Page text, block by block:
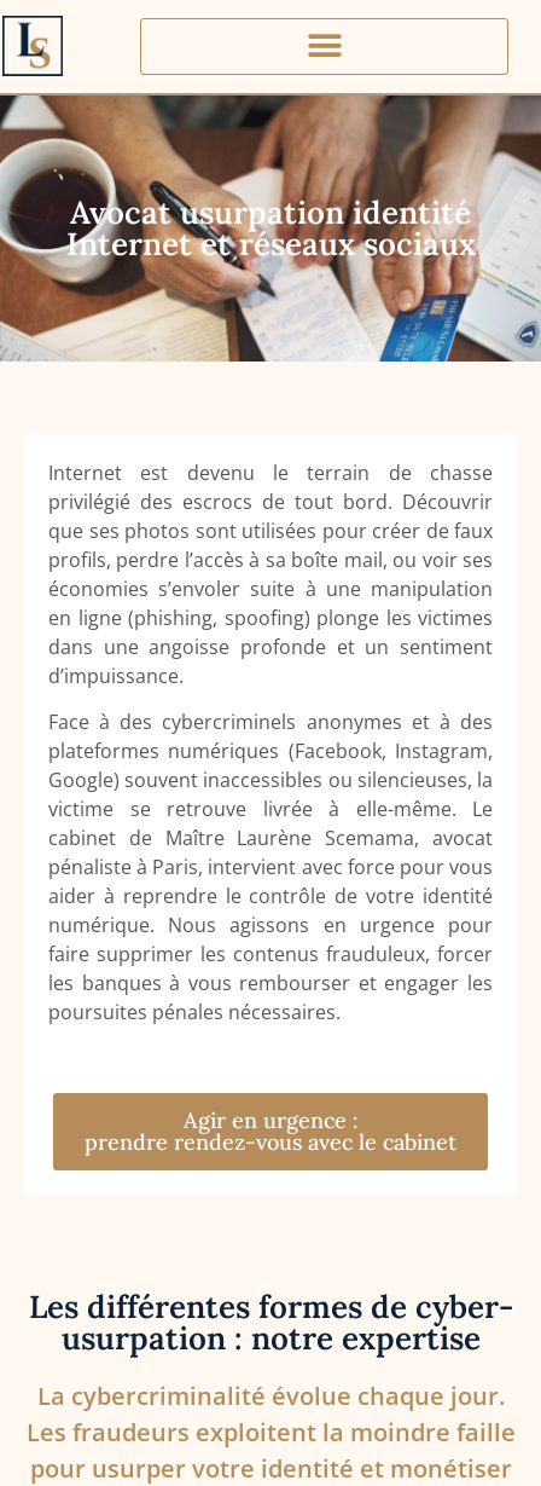
Avocat usurpation identité
Internet et réseaux sociaux
Internet est devenu le terrain de chasse
privilégié des escrocs de tout bord. Découvrir
que ses photos sont utilisées pour créer de faux
profils, perdre l’accès à sa boîte mail, ou voir ses
économies s’envoler suite à une manipulation
en ligne (phishing, spoofing) plonge les victimes
dans une angoisse profonde et un sentiment
d’impuissance.
Face à des cybercriminels anonymes et à des
plateformes numériques (Facebook, Instagram,
Google) souvent inaccessibles ou silencieuses, la
victime se retrouve livrée à elle-même. Le
cabinet de Maître Laurène Scemama, avocat
pénaliste à Paris, intervient avec force pour vous
aider à reprendre le contrôle de votre identité
numérique. Nous agissons en urgence pour
faire supprimer les contenus frauduleux, forcer
les banques à vous rembourser et engager les
poursuites pénales nécessaires.
Agir en urgence :
prendre rendez-vous avec le cabinet
Les différentes formes de cyber-
usurpation : notre expertise
La cybercriminalité évolue chaque jour.
Les fraudeurs exploitent la moindre faille
pour usurper votre identité et monétiser